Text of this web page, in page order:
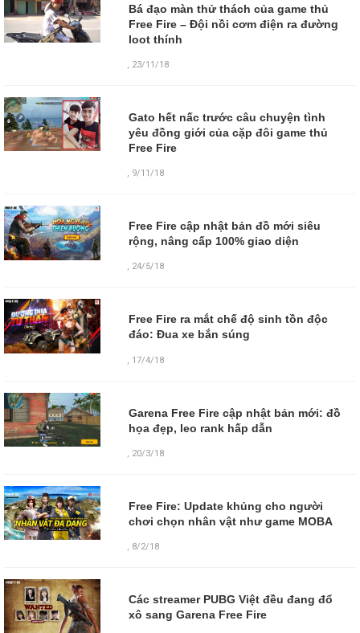
Bá đạo màn thử thách của game thủ
Free Fire – Đội nồi cơm điện ra đường
loot thính
, 23/11/18
Gato hết nấc trước câu chuyện tình
yêu đồng giới của cặp đôi game thủ
Free Fire
, 9/11/18
Free Fire cập nhật bản đồ mới siêu
rộng, nâng cấp 100% giao diện
, 24/5/18
Free Fire ra mắt chế độ sinh tồn độc
đáo: Đua xe bắn súng
17/4/18
Garena Free Fire cập nhật bản mới: đồ
họa đẹp, leo rank hấp dẫn
, 20/3/18
Free Fire: Update khủng cho người
chơi chọn nhân vật như game MOBA
, 8/2/18
Các streamer PUBG Việt đều đang đổ
xô sang Garena Free Fire